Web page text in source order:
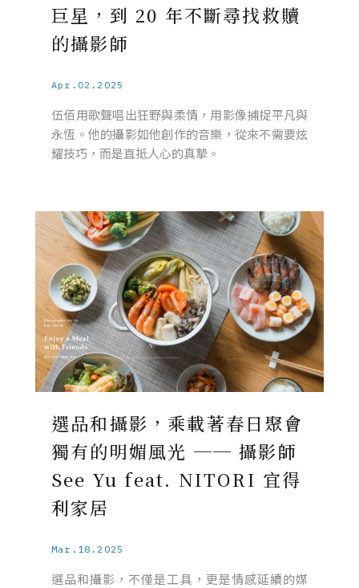
巨星，到 20 年不斷尋找救贖
的攝影師
Apr.02.2025
伍佰用歌聲唱出狂野與柔情，用影像捕捉平凡與
永恆。他的攝影如他創作的音樂，從來不需要炫
耀技巧，而是直抵人心的真摯。
選品和攝影，乘載著春日聚會
獨有的明媚風光 ── 攝影師
See Yu feat. NITORI 宜得
利家居
Mar.18.2025
選品和攝影，不僅是工具，更是情感延續的媒